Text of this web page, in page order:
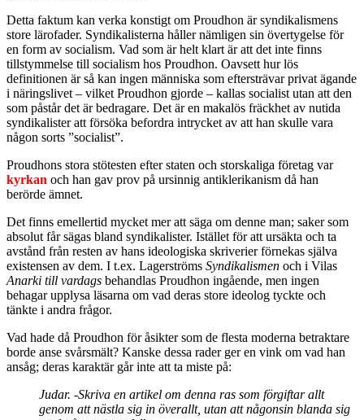
Detta faktum kan verka konstigt om Proudhon är syndikalismens
store lärofader. Syndikalisterna håller nämligen sin övertygelse för
en form av socialism. Vad som är helt klart är att det inte finns
tillstymmelse till socialism hos Proudhon. Oavsett hur lös
definitionen är så kan ingen människa som eftersträvar privat ägande
i näringslivet – vilket Proudhon gjorde – kallas socialist utan att den
som påstår det är bedragare. Det är en makalös fräckhet av nutida
syndikalister att försöka befordra intrycket av att han skulle vara
någon sorts ”socialist”.
Proudhons stora stötesten efter staten och storskaliga företag var
kyrkan och han gav prov på ursinnig antiklerikanism då han
berörde ämnet.
Det finns emellertid mycket mer att säga om denne man; saker som
absolut får sägas bland syndikalister. Istället för att ursäkta och ta
avstånd från resten av hans ideologiska skriverier förnekas själva
existensen av dem. I t.ex. Lagerströms Syndikalismen och i Vilas
Anarki till vardags behandlas Proudhon ingående, men ingen
behagar upplysa läsarna om vad deras store ideolog tyckte och
tänkte i andra frågor.
Vad hade då Proudhon för åsikter som de flesta moderna betraktare
borde anse svårsmält? Kanske dessa rader ger en vink om vad han
ansåg; deras karaktär går inte att ta miste på:
Judar. -Skriva en artikel om denna ras som förgiftar allt
genom att nästla sig in överallt, utan att någonsin blanda sig